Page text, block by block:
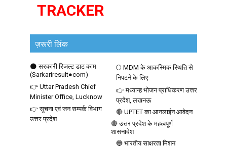
TRACKER
ज़रूरी लिंक
🌑 सरकारी रिजल्ट डाट काम
(Sarkariresult●com)
🌕 MDM के आकस्मिक स्थिति से
निपटने के लिए
👉 Uttar Pradesh Chief
Minister Office, Lucknow
👉 मध्यान्ह भोजन प्राधिकरण उत्तर
प्रदेश, लखनऊ
👉 सूचना एवं जन सम्पर्क विभाग
उत्तर प्रदेश
🔴 UPTET का आनलाईन आवेदन
🔴 उत्तर प्रदेश के महत्वपूर्ण
शासनादेश
🔵 भारतीय साक्षरता मिशन